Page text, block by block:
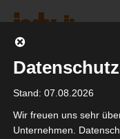
Stand: 07.08.2026
Wir freuen uns sehr
Unternehmen.